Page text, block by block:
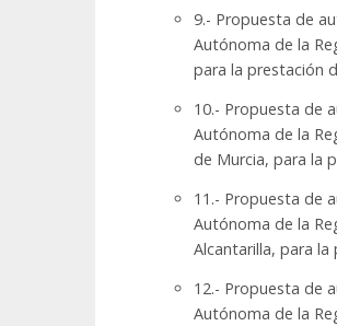
9.- Propuesta de
Autónoma de la
para la prestación
10.- Propuesta de
Autónoma de la
de Murcia, para la
11.- Propuesta de
Autónoma de la
Alcantarilla, para
12.- Propuesta de
Autónoma de la